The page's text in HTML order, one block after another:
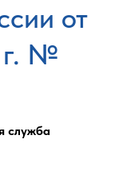
от
г. №
служба